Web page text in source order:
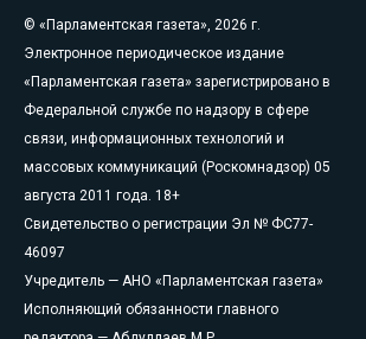
© «Парламентская газета», 2026 г.
Электронное периодическое издание
«Парламентская газета» зарегистрировано в
Федеральной службе по надзору в сфере
связи, информационных технологий и
массовых коммуникаций (Роскомнадзор) 05
августа 2011 года. 18+
Свидетельство о регистрации Эл № ФС77-
46097
Учредитель — АНО «Парламентская газета»
Исполняющий обязанности главного